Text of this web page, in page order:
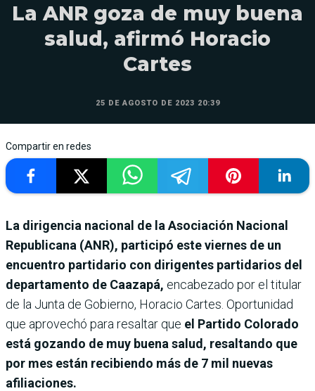
La ANR goza de muy buena
salud, afirmó Horacio
Cartes
25 DE AGOSTO DE 2023 20:39
Compartir en redes
La dirigencia nacional de la Asociación Nacional
Republicana (ANR), participó este viernes de un
encuentro partidario con dirigentes partidarios del
departamento de Caazapá, encabezado por el titular
de la Junta de Gobierno, Horacio Cartes. Oportunidad
que aprovechó para resaltar que el Partido Colorado
está gozando de muy buena salud, resaltando que
por mes están recibiendo más de 7 mil nuevas
afiliaciones.